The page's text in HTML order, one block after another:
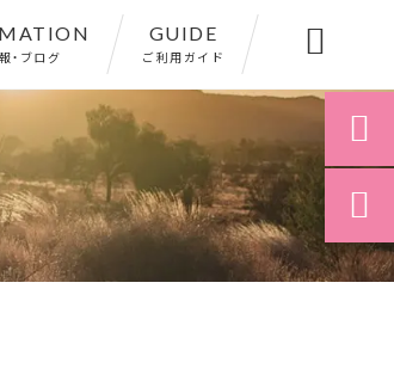
・ブログ
GUIDE
ご利用ガイド 

